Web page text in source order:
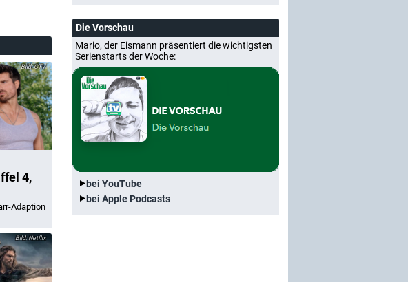
CTV
4,
Adaption
Netflix
Die Vorschau
Mario, der Eismann präsentiert die wichtigsten
Serienstarts der Woche:
bei YouTube
bei Apple Podcasts